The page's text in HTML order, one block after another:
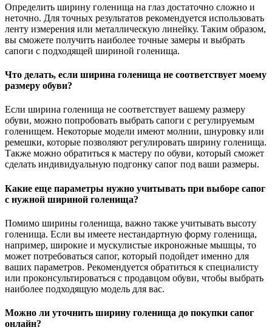
Определить ширину голенища на глаз достаточно сложно и
неточно. Для точных результатов рекомендуется использовать
ленту измерения или металлическую линейку. Таким образом,
вы сможете получить наиболее точные замеры и выбрать
сапоги с подходящей шириной голенища.
Что делать, если ширина голенища не соответствует моему
размеру обуви?
Если ширина голенища не соответствует вашему размеру
обуви, можно попробовать выбрать сапоги с регулируемым
голенищем. Некоторые модели имеют молнии, шнуровку или
ремешки, которые позволяют регулировать ширину голенища.
Также можно обратиться к мастеру по обуви, который сможет
сделать индивидуальную подгонку сапог под ваши размеры.
Какие еще параметры нужно учитывать при выборе сапог
с нужной шириной голенища?
Помимо ширины голенища, важно также учитывать высоту
голенища. Если вы имеете нестандартную форму голенища,
например, широкие и мускулистые икроножные мышцы, то
может потребоваться сапог, который подойдет именно для
ваших параметров. Рекомендуется обратиться к специалисту
или проконсультироваться с продавцом обуви, чтобы выбрать
наиболее подходящую модель для вас.
Можно ли уточнить ширину голенища до покупки сапог
онлайн?